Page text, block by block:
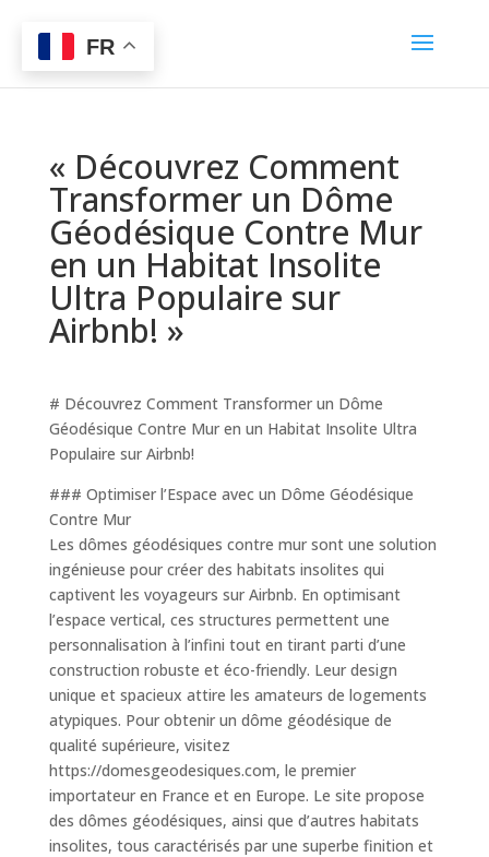
« Découvrez Comment
Transformer un Dôme
Géodésique Contre Mur
en un Habitat Insolite
Ultra Populaire sur
Airbnb! »
# Découvrez Comment Transformer un Dôme
Géodésique Contre Mur en un Habitat Insolite Ultra
Populaire sur Airbnb!
### Optimiser l’Espace avec un Dôme Géodésique
Contre Mur
Les dômes géodésiques contre mur sont une solution
ingénieuse pour créer des habitats insolites qui
captivent les voyageurs sur Airbnb. En optimisant
l’espace vertical, ces structures permettent une
personnalisation à l’infini tout en tirant parti d’une
construction robuste et éco-friendly. Leur design
unique et spacieux attire les amateurs de logements
atypiques. Pour obtenir un dôme géodésique de
qualité supérieure, visitez
https://domesgeodesiques.com, le premier
importateur en France et en Europe. Le site propose
des dômes géodésiques, ainsi que d’autres habitats
insolites, tous caractérisés par une superbe finition et
FR